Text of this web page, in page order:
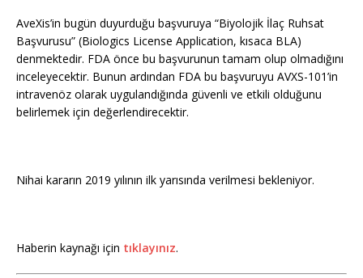
AveXis’in bugün duyurduğu başvuruya “Biyolojik İlaç Ruhsat
Başvurusu” (Biologics License Application, kısaca BLA)
denmektedir. FDA önce bu başvurunun tamam olup olmadığını
inceleyecektir. Bunun ardından FDA bu başvuruyu AVXS-101’in
intravenöz olarak uygulandığında güvenli ve etkili olduğunu
belirlemek için değerlendirecektir.
Nihai kararın 2019 yılının ilk yarısında verilmesi bekleniyor.
Haberin kaynağı için tıklayınız.